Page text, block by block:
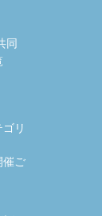
同
リ
催ご